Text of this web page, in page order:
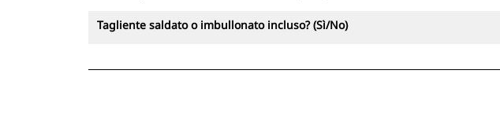
Tagliente saldato o imbullonato incluso? (Sì/No)